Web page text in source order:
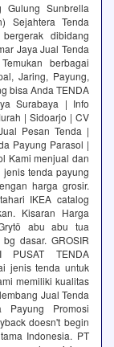
Gulung Sunbrella
Sejahtera Tenda
dibidang
Jaya Jual Tenda
berbagai
Jaring, Payung,
bisa Anda TENDA
Surabaya | Info
| Sidoarjo | CV
Pesan Tenda |
Payung Parasol |
Kami menjual dan
tenda payung
harga grosir.
IKEA catalog
Kisaran Harga
abu abu tua
dasar. GROSIR
PUSAT TENDA
jenis tenda untuk
memiliki kualitas
Jual Tenda
Payung Promosi
doesn't begin
Indonesia. PT